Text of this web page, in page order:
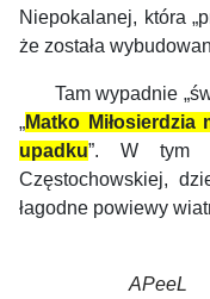
Niepokalanej, która
że została
Tam wypadnie
„Matko Miłosierdzia
upadku”. W tym
Częstochowskiej,
łagodne powiewy
APeeL